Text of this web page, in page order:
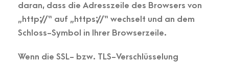
daran, dass die Adresszeile des Browsers von
„http://“ auf „https://“ wechselt und an dem
Schloss-Symbol in Ihrer Browserzeile.
Wenn die SSL- bzw. TLS-Verschlüsselung